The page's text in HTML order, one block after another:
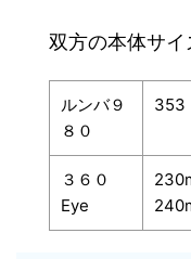
双方の本体サイ
ルンバ９
８０
353
３６０
Eye